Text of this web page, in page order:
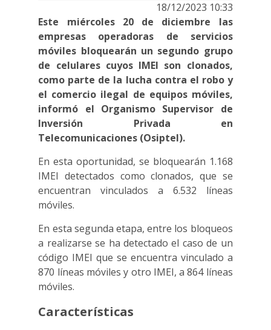
18/12/2023 10:33
Este miércoles 20 de diciembre las
empresas operadoras de servicios
móviles bloquearán un segundo grupo
de celulares cuyos IMEI son clonados,
como parte de la lucha contra el robo y
el comercio ilegal de equipos móviles,
informó el Organismo Supervisor de
Inversión Privada en
Telecomunicaciones (Osiptel).
En esta oportunidad, se bloquearán 1.168
IMEI detectados como clonados, que se
encuentran vinculados a 6.532 líneas
móviles.
En esta segunda etapa, entre los bloqueos
a realizarse se ha detectado el caso de un
código IMEI que se encuentra vinculado a
870 líneas móviles y otro IMEI, a 864 líneas
móviles.
Características